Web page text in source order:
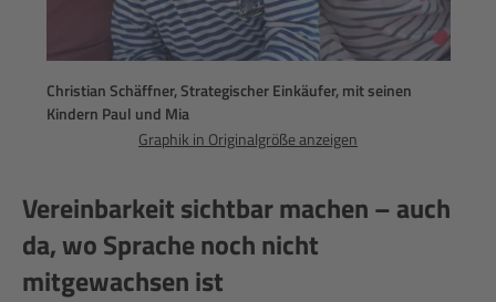
Christian Schäffner, Strategischer Einkäufer, mit seinen
Kindern Paul und Mia
Graphik in Originalgröße anzeigen
Vereinbarkeit sichtbar machen – auch
da, wo Sprache noch nicht
mitgewachsen ist